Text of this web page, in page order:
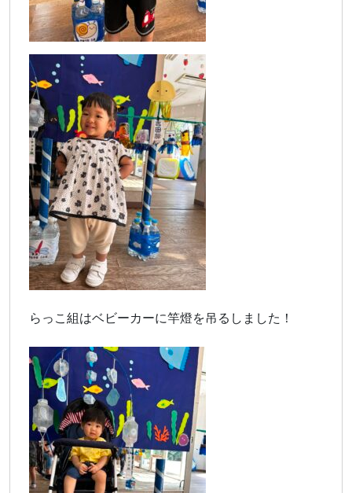
らっこ組はベビーカーに竿燈を吊るしました！